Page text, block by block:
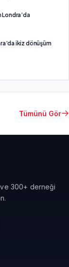
Londra’da
Tümünü Gör
300+ derneği